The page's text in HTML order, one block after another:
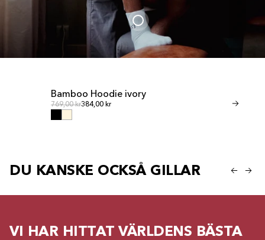
Bamboo Hoodie ivory
Ordinarie pris
769,00 krOrdinarie pris
384,00 kr Ordinarie pris
461,00 kr
DU KANSKE OCKSÅ GILLAR
VI HAR HITTAT VÄRLDENS BÄSTA